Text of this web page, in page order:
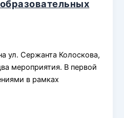
ул. Сержанта Колоскова,
мероприятия. В первой
в рамках